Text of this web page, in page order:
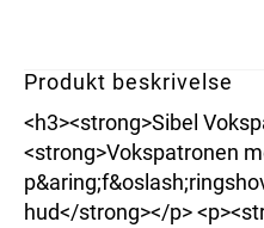
Produkt beskrivelse
<h3><strong>Sibel
<strong>Vokspatronen
hud</strong></p>